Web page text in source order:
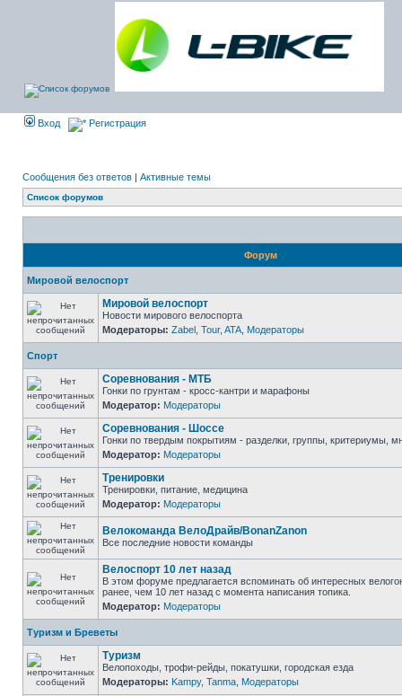
Вход Регистрация
Сообщения без ответов | Активные темы
Список форумов
Форум
Мировой велоспорт
Мировой велоспорт
Новости мирового велоспорта
Модераторы: Zabel Tour, ATA Модераторы
Спорт
Соревнования - МТБ
Гонки по грунтам - кросс-кантри и марафоны
Модератор: Модераторы
Соревнования - Шоссе
Гонки по твердым покрытиям - разделки, группы, критериумы,
Модератор: Модераторы
Тренировки
Тренировки, питание, медицина
Модератор: Модераторы
Велокоманда ВелоДрайв/BonanZanon
Все последние новости команды
Велоспорт 10 лет назад
В этом форуме предлагается вспоминать об интересных
ранее, чем 10 лет назад с момента написания топика.
Модератор: Модераторы
Туризм и Бреветы
Туризм
Велопоходы, трофи-рейды, покатушки, городская езда
Модераторы: Kampy, Tanma Модераторы